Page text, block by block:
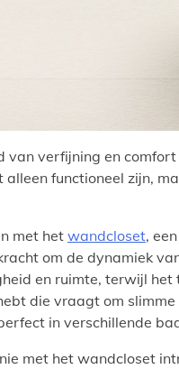
van verfijning en
alleen functioneel zijn,
met het wandcloset,
om de dynamiek
en ruimte, terwijl
die vraagt om
in verschillende
met het wandcloset